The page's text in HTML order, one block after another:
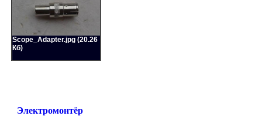
Scope_Adapter.jpg (20.26
Кб)
Электромонтёр